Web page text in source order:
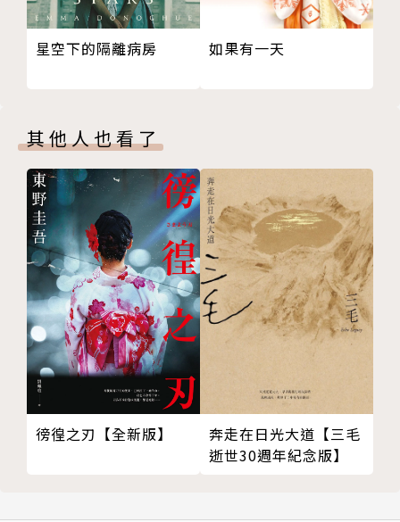
空圖書館帶領繪本讀書會。個人作品與行腳見「馬尼尼
為無限公司」。現苟生於台北，育二貓（寶兒與美美）
一子。不良人母。不良人妻。
你不要跟窗戶說話
我只是想要陽光與枕頭
沖洗寧靜
神
把你的父親拿去撒尿
貓的身體
變野的衣角
那些孩子緊緊地抱著你的心臟
我躲在黑黑的咖啡裡
CHAPTER 4 教你空白
明天太渴望光明
我會教你
吃些貓毛平息
碎片與殘缺
啞巴的方塊
星空下的隔離病房 如果有一天
其他人也看了
徬徨之刃【全新版】
奔走在日光大道【三毛
逝世30週年紀念版】